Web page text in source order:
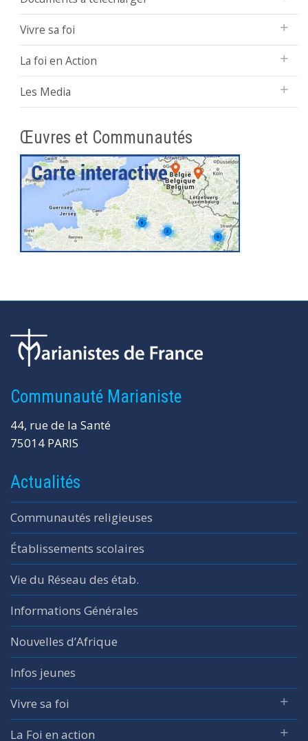
Vivre sa foi
La foi en Action
Les Media
Œuvres et Communautés
Communauté Marianiste
44, rue de la Santé
75014 PARIS
Actualités
Communautés religieuses
Établissements scolaires
Vie du Réseau des étab.
Informations Générales
Nouvelles d’Afrique
Infos jeunes
Vivre sa foi
La Foi en action